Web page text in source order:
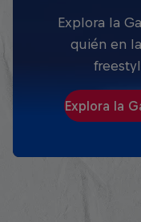
Explora la
quién en
Explora la